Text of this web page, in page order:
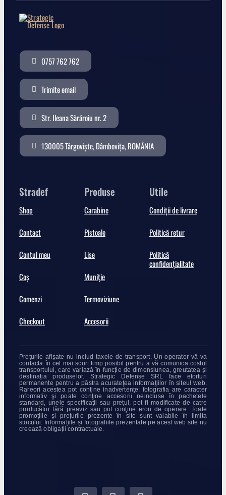
0757 762 762
Trimite email
Str. Ileana Sărăroiu nr. 2
130005 Târgoviște, Dâmbovița, ROMÂNIA
Stradef
Shop
Contact
Contul meu
Coș
Comenzi
Checkout
Produse
Carabine
Pistoale
Lise
Muniție
Termoviziune
Accesorii
Utile
Condiții de livrare
Politică retur
Politică
confidențialitate
Prețurile afișate nu includ taxele de transport. Un operator vă va
contacta în cel mai scurt timp posibil pentru a vă comunica costul
transportului, care variază în funcție de dimensiunea, greutatea și
destinația produselor. Strategic Defense SRL face eforturi
permanente pentru a păstra acurateţea informaţiilor în siteul web.
Rareori acestea pot conţine inadvertenţe: fotografia are caracter
informativ şi poate conţine accesorii neincluse în pachetele
standard, unele specificaţii sau preţul, pot fi modificate de catre
producător fără preaviz sau pot conţine erori de operare. Toate
promoţiile și prețurile prezente în site sunt valabile în limita
stocului. Informațiile și fotografiile prezentate pe acest web site nu
creează obligații contractuale.